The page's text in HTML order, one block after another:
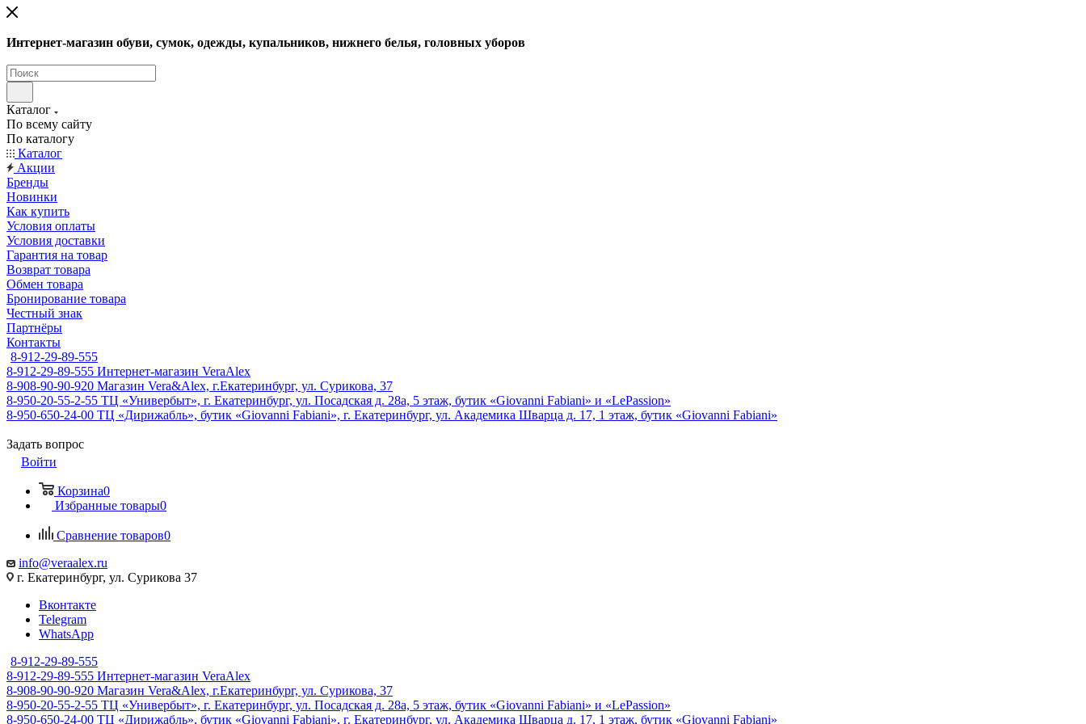
Интернет-магазин обуви, сумок, одежды, купальников, нижнего белья, головных уборов
Каталог
По всему сайту
По каталогу
Каталог
Акции
Бренды
Новинки
Как купить
Условия оплаты
Условия доставки
Гарантия на товар
Возврат товара
Обмен товара
Бронирование товара
Честный знак
Партнёры
Контакты
8-912-29-89-555
8-912-29-89-555 Интернет-магазин VeraAlex
8-908-90-90-920 Магазин Vera&Alex, г.Екатеринбург, ул. Сурикова, 37
8-950-20-55-2-55 ТЦ «Универбыт», г. Екатеринбург, ул. Посадская д. 28а, 5 этаж, бутик «Giovanni Fabiani» и «LePassion»
8-950-650-24-00 ТЦ «Дирижабль», бутик «Giovanni Fabiani», г. Екатеринбург, ул. Академика Шварца д. 17, 1 этаж, бутик «Giovanni Fabiani»
Задать вопрос
Войти
Корзина0
Избранные товары0
Сравнение товаров0
info@veraalex.ru
г. Екатеринбург, ул. Сурикова 37
Вконтакте
Telegram
WhatsApp
8-912-29-89-555
8-912-29-89-555 Интернет-магазин VeraAlex
8-908-90-90-920 Магазин Vera&Alex, г.Екатеринбург, ул. Сурикова, 37
8-950-20-55-2-55 ТЦ «Универбыт», г. Екатеринбург, ул. Посадская д. 28а, 5 этаж, бутик «Giovanni Fabiani» и «LePassion»
8-950-650-24-00 ТЦ «Дирижабль», бутик «Giovanni Fabiani», г. Екатеринбург, ул. Академика Шварца д. 17, 1 этаж, бутик «Giovanni Fabiani»